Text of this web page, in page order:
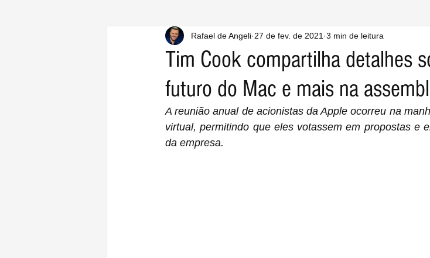
Tim Cook compartilha detalhes
futuro do Mac e mais na
Rafael de Angeli 27 de fev. de 2021 3 min de leitura
A reunião anual de acionistas da Apple ocorreu na
virtual, permitindo que eles votassem em propostas e
da empresa.